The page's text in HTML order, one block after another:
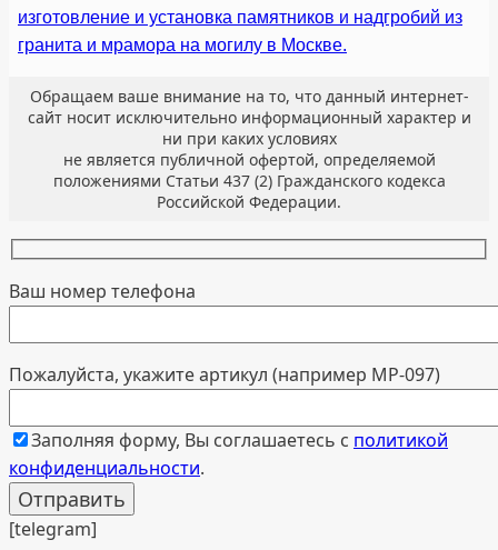
изготовление и установка памятников и надгробий из
гранита и мрамора на могилу в Москве.
Обращаем ваше внимание на то, что данный интернет-
сайт носит исключительно информационный характер и
ни при каких условиях
не является публичной офертой, определяемой
положениями Статьи 437 (2) Гражданского кодекса
Российской Федерации.
Ваш номер телефона
Пожалуйста, укажите артикул (например МР-097)
Заполняя форму, Вы соглашаетесь с политикой
конфиденциальности.
[telegram]